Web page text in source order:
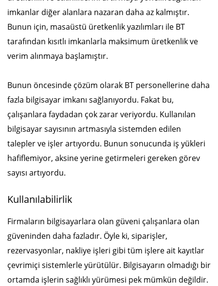
imkanlar diğer alanlara nazaran daha az kalmıştır.
Bunun için, masaüstü üretkenlik yazılımları ile BT
tarafından kısıtlı imkanlarla maksimum üretkenlik ve
verim alınmaya başlamıştır.
Bunun öncesinde çözüm olarak BT personellerine daha
fazla bilgisayar imkanı sağlanıyordu. Fakat bu,
çalışanlara faydadan çok zarar veriyordu. Kullanılan
bilgisayar sayısının artmasıyla sistemden edilen
talepler ve işler artıyordu. Bunun sonucunda iş yükleri
hafiflemiyor, aksine yerine getirmeleri gereken görev
sayısı artıyordu.
Kullanılabilirlik
Firmaların bilgisayarlara olan güveni çalışanlara olan
güveninden daha fazladır. Öyle ki, siparişler,
rezervasyonlar, nakliye işleri gibi tüm işlere ait kayıtlar
çevrimiçi sistemlerle yürütülür. Bilgisayarın olmadığı bir
ortamda işlerin sağlıklı yürümesi pek mümkün değildir.